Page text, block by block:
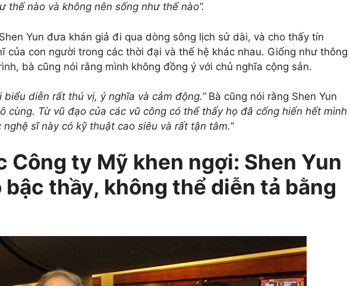
thế nào và không nên sống như thế nào”.
Yun đưa khán giả đi qua dòng sông lịch sử dài, và cho thấy tín
của con người trong các thời đại và thế hệ khác nhau. Giống như thông
bà cũng nói rằng mình không đồng ý với chủ nghĩa cộng sản.
biểu diễn rất thú vị, ý nghĩa và cảm động.” Bà cũng nói rằng Shen Yun
cùng. Từ vũ đạo của các vũ công có thể thấy họ đã cống hiến hết mình
nghệ sĩ này có kỹ thuật cao siêu và rất tận tâm.”
Công ty Mỹ khen ngợi: Shen Yun
bậc thầy, không thể diễn tả bằng